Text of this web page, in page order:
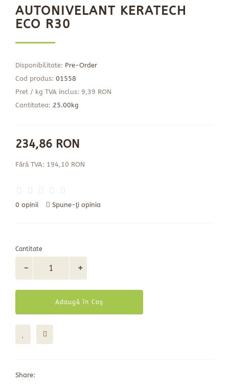
AUTONIVELANT KERATECH
ECO R30
Disponibilitate: Pre-Order
Cod produs: 01558
Pret / kg TVA inclus: 9,39 RON
Cantitatea: 25.00kg
234,86 RON
Fără TVA: 194,10 RON
0 opinii Spune-ţi opinia
Cantitate
Adaugă în Coş
Share: